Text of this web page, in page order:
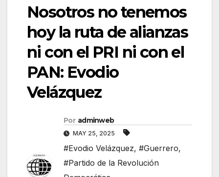
Nosotros no tenemos
hoy la ruta de alianzas
ni con el PRI ni con el
PAN: Evodio
Velázquez
Por adminweb
MAY 25, 2025
#Evodio Velázquez, #Guerrero,
#Partido de la Revolución